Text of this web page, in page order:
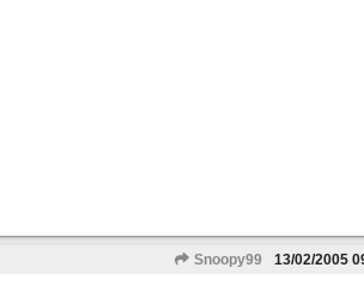
Snoopy99 13/02/2005